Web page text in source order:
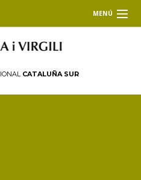
MENÚ
CATALUÑA SUR